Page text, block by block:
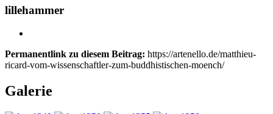
lillehammer
Permanentlink zu diesem Beitrag: https://artenello.de/matthieu-
ricard-vom-wissenschaftler-zum-buddhistischen-moench/
Galerie